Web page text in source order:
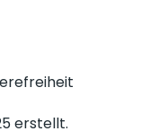
erstellt.